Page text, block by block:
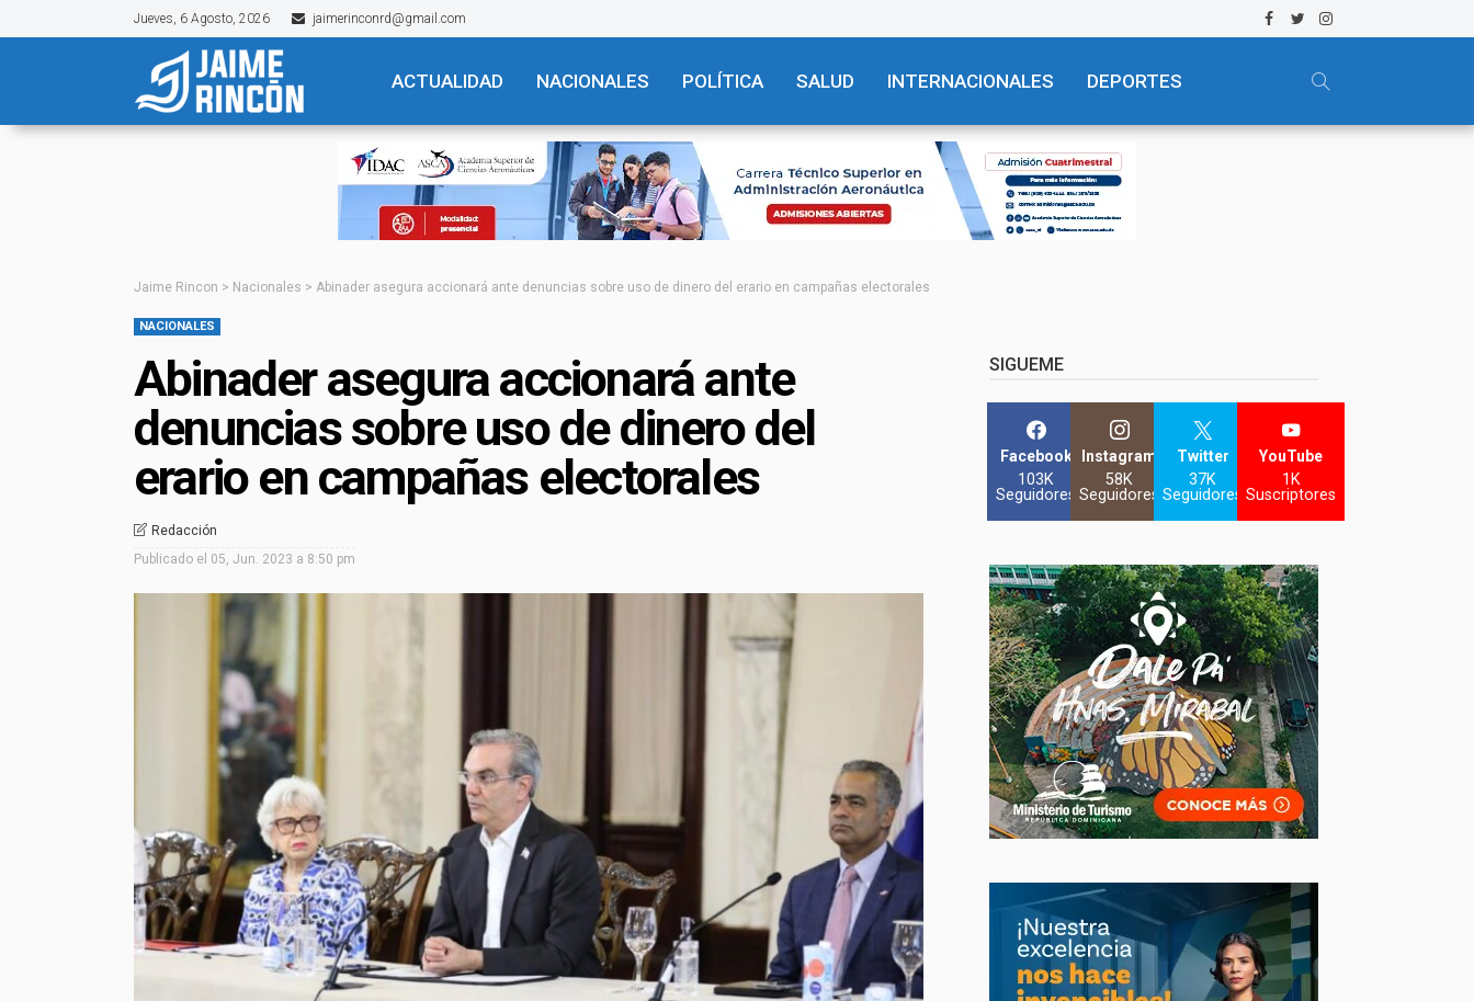
Jueves, 6 Agosto, 2026 jaimerinconrd@gmail.com
ACTUALIDAD NACIONALES POLÍTICA SALUD INTERNACIONALES DEPORTES
Jaime Rincon > Nacionales > Abinader asegura accionará ante denuncias sobre uso de dinero del erario en campañas electorales
NACIONALES
Abinader asegura accionará ante
denuncias sobre uso de dinero del
erario en campañas electorales
Redacción
Publicado el 05, Jun. 2023 a 8:50 pm
SIGUEME
Facebook
103K
Seguidores
Instagram
58K
Seguidores
Twitter
37K
Seguidores
YouTube
1K
Suscriptores